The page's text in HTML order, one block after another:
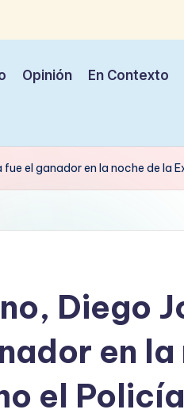
Opinión En Contexto
el ganador en la noche de la
Diego
en la
el